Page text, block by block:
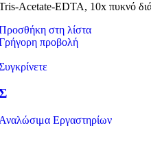
Acetate-EDTA, 10x πυκνό
στη λίστα
προβολή
Εργαστηρίων